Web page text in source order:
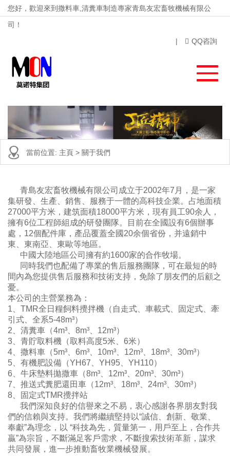
您好，歡迎來到撒料車,清糞車制造專家青島友宏畜牧機械有限公
司！
|
QQ咨詢
當前位置: 主頁 > 關于我們
青島友宏畜牧機械有限公司成立于2002年7月，是一家
集研發、生產、銷售、服務于一體的高科技企業。占地面積
27000平方米，建筑面積18000平方米，現有員工90余人，
擁有6位工程師組成的研發團隊。目前在全國設有6個辦事
處，12個配件庫，產品覆蓋全國20余個省份，并遠銷中
東、東南亞、東歐等地區。
中國大陸地區公司擁有約1600家的合作牧場。
同時我們也配備了專業的售后服務團隊，可在最短的時
間內為您提供售后服務和技術支持，免除了朋友們的后顧之
憂。
本公司的主營業務為：
1、TMR全日糧飼料攪拌機（自走式、車載式、固定式、牽
引式、全系5-48m³）
2、清糞車（4m³、8m³、12m³）
3、青貯取料機（取料高度5米、6米）
4、撒料車（5m³、6m³、10m³、12m³、18m³、30m³）
5、有機肥設備（YH67、YH95、YH110）
6、牛床墊料拋撒車（8m³、12m³、20m³、30m³）
7、推送式糞肥還田車（12m³、18m³、24m³、30m³）
8、固定式TMR攪拌站
我們深知良好的信譽來之不易，衷心感謝各界朋友對我
們的信賴與支持。我們將繼續堅持以“誠信、創新、敬業、
奉獻”為理念，以 “科技為先，質量第一，用戶至上，合作共
贏”為宗旨，不斷滿足客戶需求，不斷搜索技術革新，謀求
共同發展，進一步推動畜牧業機械發展。